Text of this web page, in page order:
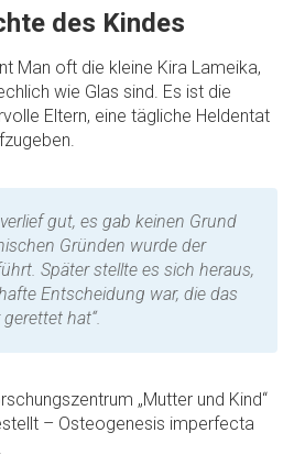
des Kindes
Man oft die kleine Kira Lameika,
wie Glas sind. Es ist die
Eltern, eine tägliche Heldentat
gut, es gab keinen Grund
Gründen wurde der
Später stellte es sich heraus,
Entscheidung war, die das
hat“.
„Mutter und Kind“
– Osteogenesis imperfecta